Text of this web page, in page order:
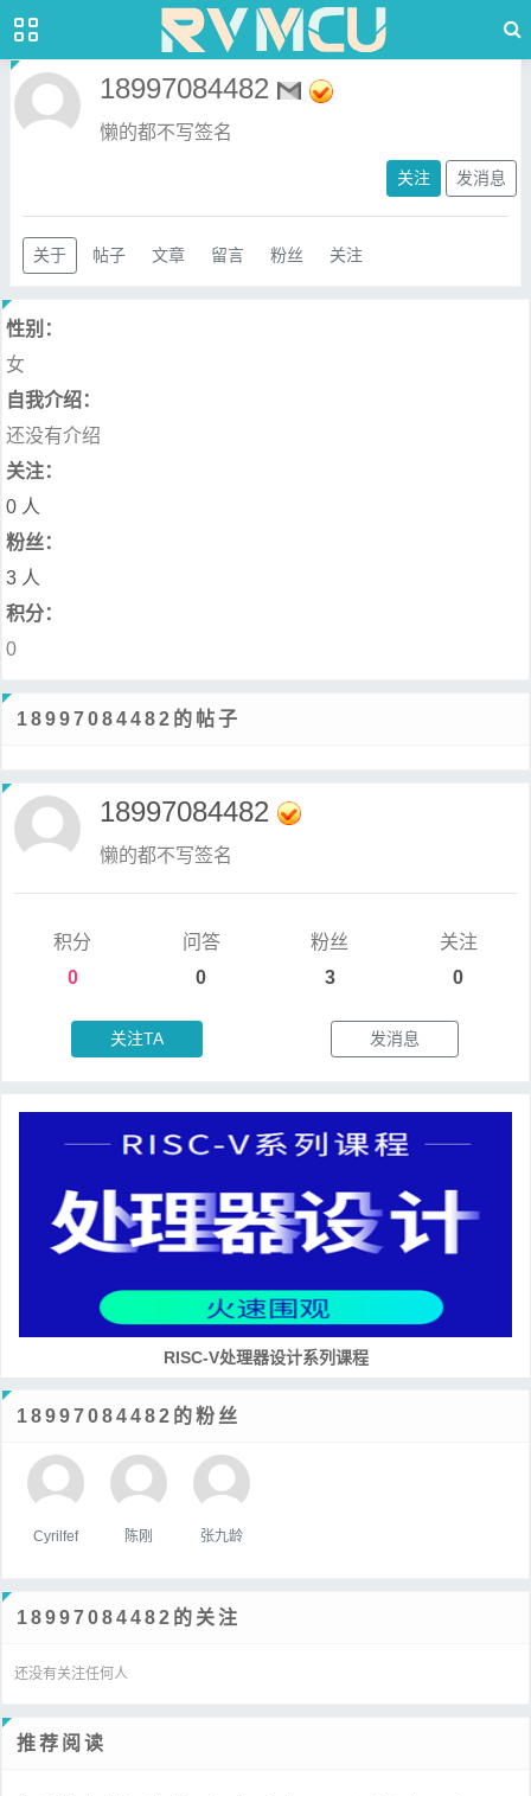
18997084482
懒的都不写签名
关注 发消息
关于 帖子 文章 留言 粉丝 关注
性别：
女
自我介绍：
还没有介绍
关注：
0 人
粉丝：
3 人
积分：
0
18997084482的帖子
18997084482
懒的都不写签名
积分
0
问答
0
粉丝
3
关注
0
关注TA 发消息
RISC-V处理器设计系列课程
18997084482的粉丝
Cyrilfef 陈刚 张九龄
18997084482的关注
还没有关注任何人
推荐阅读